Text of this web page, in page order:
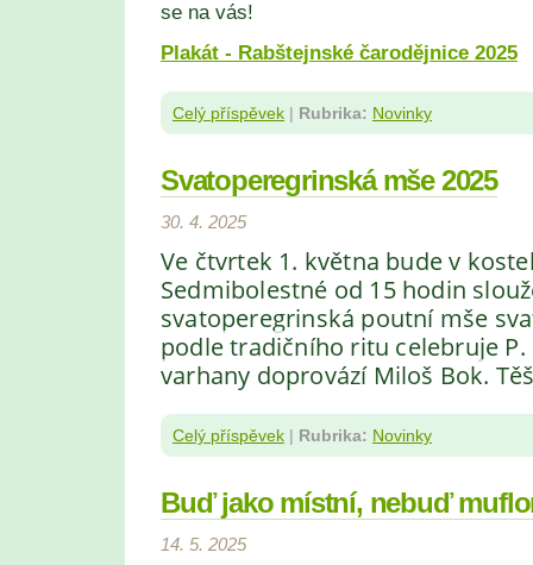
se na vás!
Plakát - Rabštejnské čarodějnice 2025
Celý příspěvek | Rubrika: Novinky
Svatoperegrinská mše 2025
30. 4. 2025
Ve čtvrtek 1. května bude v
Sedmibolestné od 15 hodin
svatoperegrinská poutní mše
podle tradičního ritu celebruje P.
varhany doprovází Miloš Bok.
Celý příspěvek | Rubrika: Novinky
Buď jako místní, nebuď
14. 5. 2025